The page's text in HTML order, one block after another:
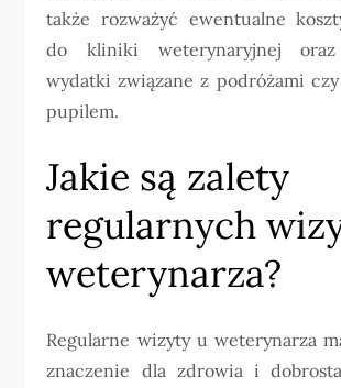
także rozważyć ewentualne
do kliniki weterynaryjnej oraz
wydatki związane z podróżami
pupilem.
Jakie są zalety
regularnych
weterynarza?
Regularne wizyty u weterynarza
znaczenie dla zdrowia i